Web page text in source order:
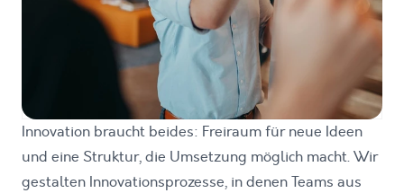
Innovation braucht beides: Freiraum für neue Ideen
und eine Struktur, die Umsetzung möglich macht. Wir
gestalten Innovationsprozesse, in denen Teams aus